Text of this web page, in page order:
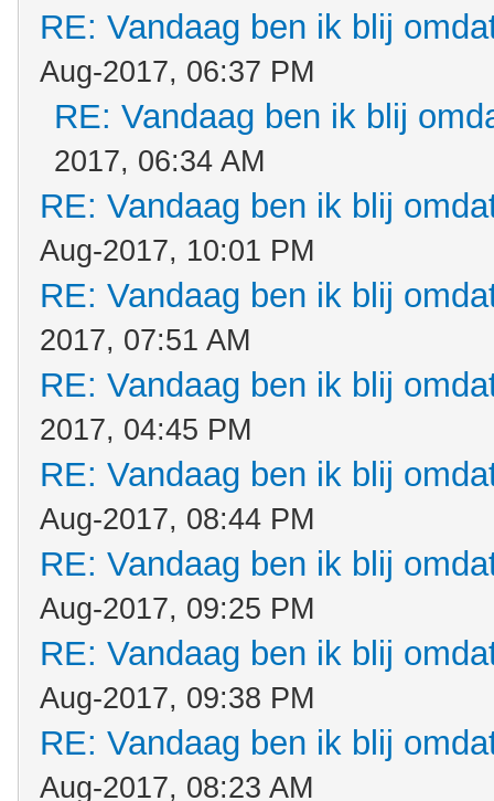
RE: Vandaag ben ik blij
Aug-2017, 06:37 PM
RE: Vandaag ben ik blij
2017, 06:34 AM
RE: Vandaag ben ik blij
Aug-2017, 10:01 PM
RE: Vandaag ben ik blij
2017, 07:51 AM
RE: Vandaag ben ik blij
2017, 04:45 PM
RE: Vandaag ben ik blij
Aug-2017, 08:44 PM
RE: Vandaag ben ik blij
Aug-2017, 09:25 PM
RE: Vandaag ben ik blij
Aug-2017, 09:38 PM
RE: Vandaag ben ik blij
Aug-2017, 08:23 AM